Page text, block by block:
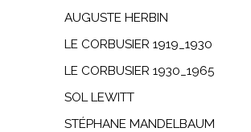
AUGUSTE HERBIN
LE CORBUSIER 1919_1930
LE CORBUSIER 1930_1965
SOL LEWITT
STÉPHANE MANDELBAUM